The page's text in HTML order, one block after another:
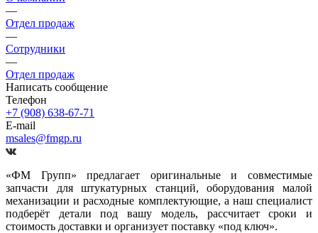
—
Отдел продаж
—
Сотрудники
—
Отдел продаж
Написать сообщение
Телефон
+7 (908) 638-67-71
E-mail
msales@fmgp.ru
«ФМ Групп» предлагает оригинальные и совместимые
запчасти для штукатурных станций, оборудования малой
механизации и расходные комплектующие, а наш специалист
подберёт детали под вашу модель, рассчитает сроки и
стоимость доставки и организует поставку «под ключ».